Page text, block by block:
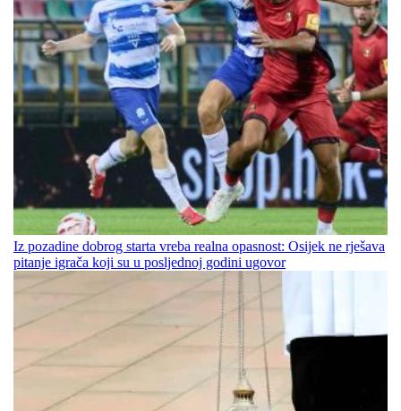
Iz pozadine dobrog starta vreba realna opasnost: Osijek ne rješava
pitanje igrača koji su u posljednoj godini ugovor